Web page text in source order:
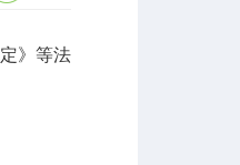
》等法